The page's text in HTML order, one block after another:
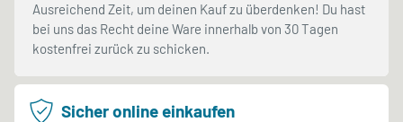
Ausreichend Zeit, um deinen Kauf zu überdenken! Du hast
bei uns das Recht deine Ware innerhalb von 30 Tagen
kostenfrei zurück zu schicken.
Sicher online einkaufen